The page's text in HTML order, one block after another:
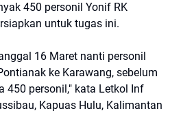
450 personil Yonif RK
untuk tugas ini.
16 Maret nanti personil
ke Karawang, sebelum
450 personil," kata Letkol Inf
Kapuas Hulu, Kalimantan